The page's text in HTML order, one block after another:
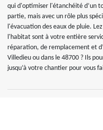
qui d'optimiser l'étanchéité d’un
partie, mais avec un rôle plus
l'évacuation des eaux de pluie.
l'habitat sont à votre entière
réparation, de remplacement et
Villedieu ou dans le 48700 ? Ils
jusqu’à votre chantier pour vous